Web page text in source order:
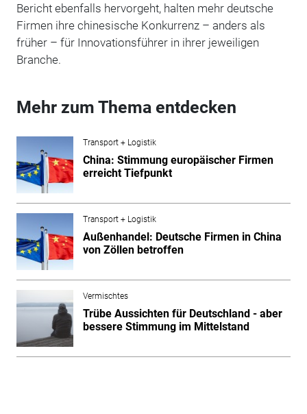
Bericht ebenfalls hervorgeht, halten mehr deutsche
Firmen ihre chinesische Konkurrenz – anders als
früher – für Innovationsführer in ihrer jeweiligen
Branche.
Mehr zum Thema entdecken
Transport + Logistik
China: Stimmung europäischer Firmen
erreicht Tiefpunkt
Transport + Logistik
Außenhandel: Deutsche Firmen in China
von Zöllen betroffen
Vermischtes
Trübe Aussichten für Deutschland - aber
bessere Stimmung im Mittelstand